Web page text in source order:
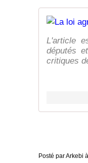
L'article
députés
critiques
Posté par Arkebi